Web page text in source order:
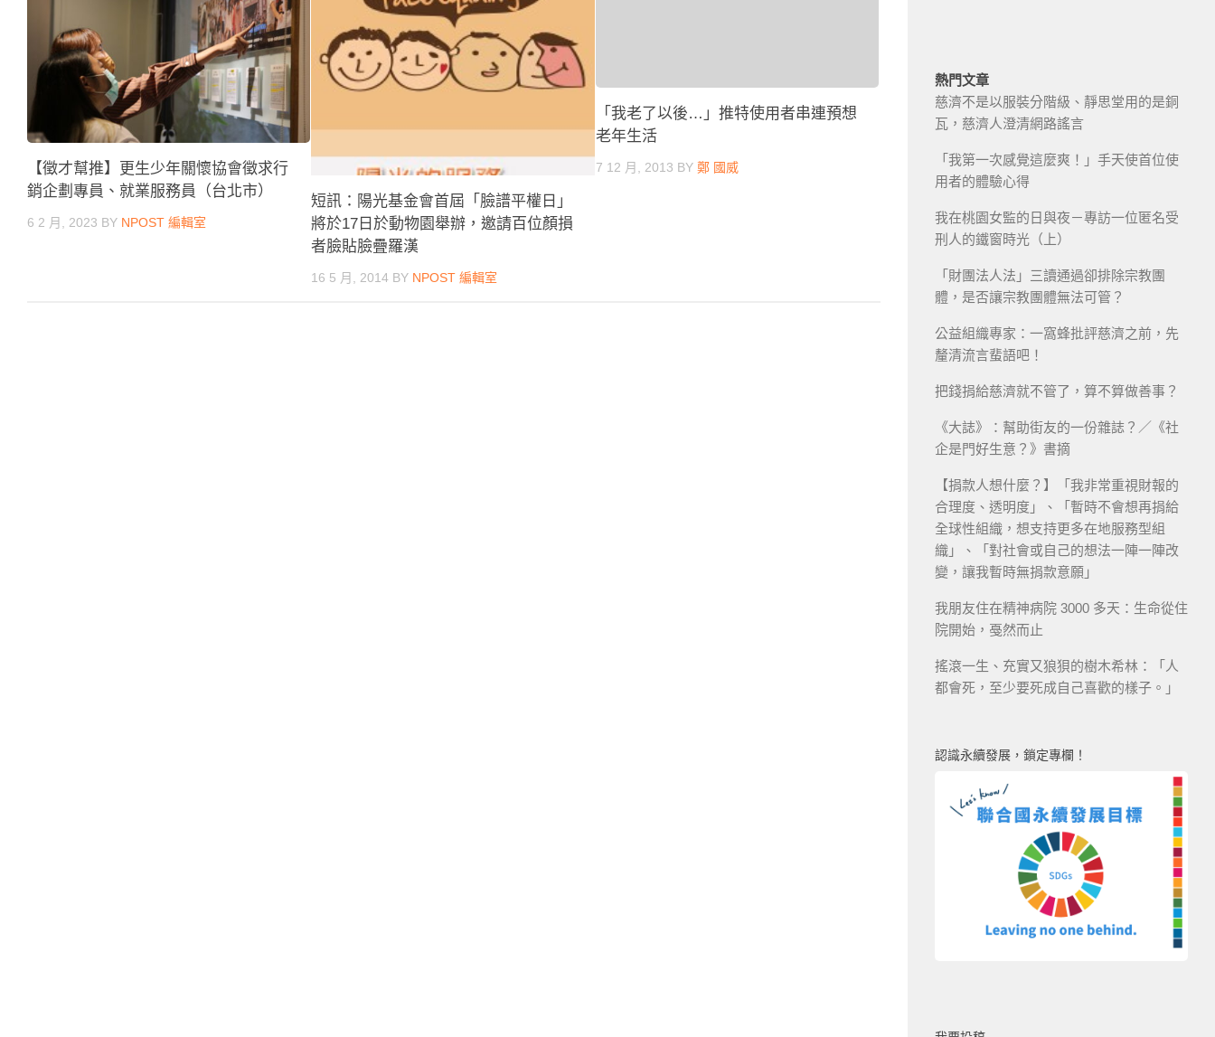
【徵才幫推】更生少年關懷協會徵求行
銷企劃專員、就業服務員（台北市）
6 2 月, 2023 BY NPOST 編輯室
短訊：陽光基金會首屆「臉譜平權日」
將於17日於動物園舉辦，邀請百位顏損
者臉貼臉疊羅漢
16 5 月, 2014 BY NPOST 編輯室
「我老了以後…」推特使用者串連預想
老年生活
7 12 月, 2013 BY 鄭 國威
熱門文章
慈濟不是以服裝分階級、靜思堂用的是銅
瓦，慈濟人澄清網路謠言
「我第一次感覺這麼爽！」手天使首位使
用者的體驗心得
我在桃園女監的日與夜－專訪一位匿名受
刑人的鐵窗時光（上）
「財團法人法」三讀通過卻排除宗教團
體，是否讓宗教團體無法可管？
公益組織專家：一窩蜂批評慈濟之前，先
釐清流言蜚語吧！
把錢捐給慈濟就不管了，算不算做善事？
《大誌》：幫助街友的一份雜誌？／《社
企是門好生意？》書摘
【捐款人想什麼？】「我非常重視財報的
合理度、透明度」、「暫時不會想再捐給
全球性組織，想支持更多在地服務型組
織」、「對社會或自己的想法一陣一陣改
變，讓我暫時無捐款意願」
我朋友住在精神病院 3000 多天：生命從住
院開始，戞然而止
搖滾一生、充實又狼狽的樹木希林：「人
都會死，至少要死成自己喜歡的樣子。」
認識永續發展，鎖定專欄！